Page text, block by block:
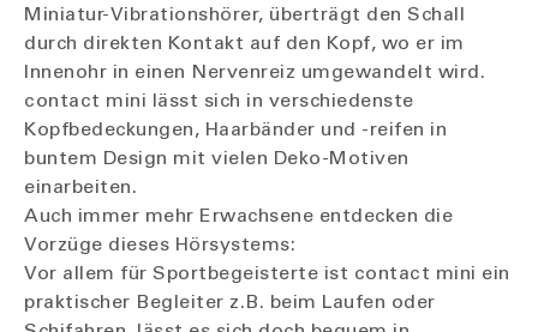
Miniatur-Vibrationshörer, überträgt den Schall
durch direkten Kontakt auf den Kopf, wo er im
Innenohr in einen Nervenreiz umgewandelt wird.
contact mini lässt sich in verschiedenste
Kopfbedeckungen, Haarbänder und -reifen in
buntem Design mit vielen Deko-Motiven
einarbeiten.
Auch immer mehr Erwachsene entdecken die
Vorzüge dieses Hörsystems:
Vor allem für Sportbegeisterte ist contact mini ein
praktischer Begleiter z.B. beim Laufen oder